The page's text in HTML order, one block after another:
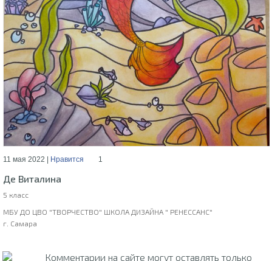
11 мая 2022 | Нравится 1
Де Виталина
5 класс
МБУ ДО ЦВО "ТВОРЧЕСТВО" ШКОЛА ДИЗАЙНА " РЕНЕССАНС"
г. Самара
Комментарии на сайте могут оставлять только